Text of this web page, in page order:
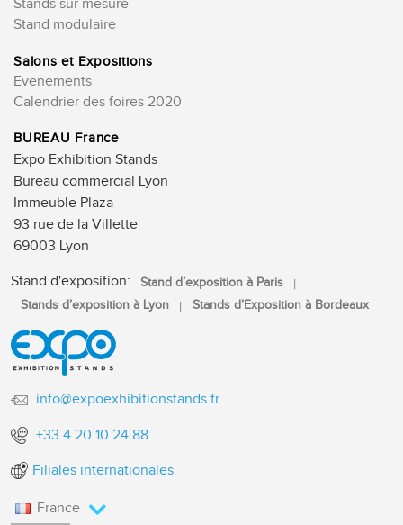
Stands sur mesure
Stand modulaire
Salons et Expositions
Evenements
Calendrier des foires 2020
BUREAU France
Expo Exhibition Stands
Bureau commercial Lyon
Immeuble Plaza
93 rue de la Villette
69003 Lyon
Stand d'exposition:
Stand d’exposition à Paris
Stands d’exposition à Lyon
Stands d’Exposition à Bordeaux
info@expoexhibitionstands.fr
+33 4 20 10 24 88
Filiales internationales
France